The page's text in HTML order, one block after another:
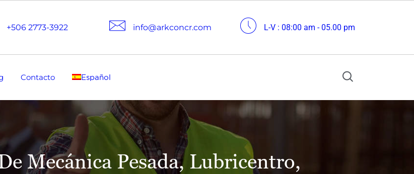
+506 2773-3922 info@arkconcr.com L-V : 08:00 am - 05.00 pm
Contacto Español
Mecánica Pesada, Lubricentro,